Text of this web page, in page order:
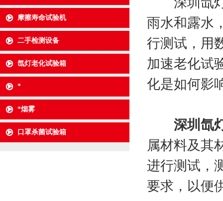
摩擦寿命试验机
二手检测设备
氙灯老化试验箱
*
*烟雾
口罩杀菌试验箱
雨水和露水
行测试，用
加速老化试
化是如何影
深圳氙
属材料及其
进行测试，
要求，以便